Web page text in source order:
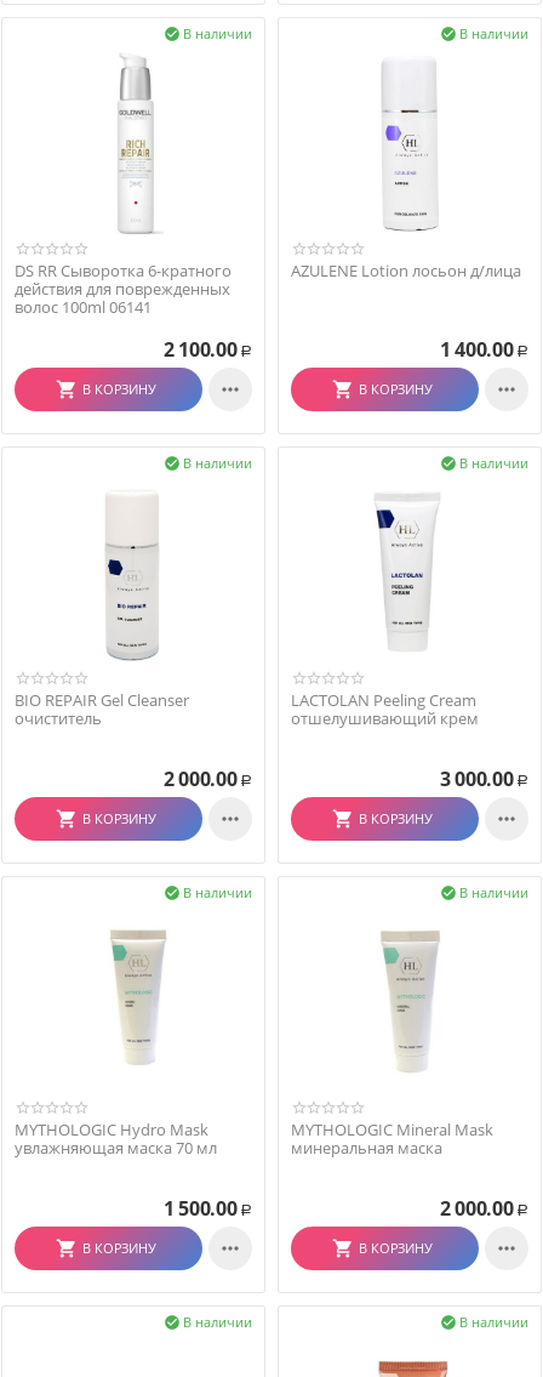
В наличии

DS RR Сыворотка 6-кратного
действия для поврежденных
волос 100ml 06141
2 100.00 Р
В КОРЗИНУ 
В наличии

AZULENE Lotion лосьон д/лица
1 400.00 Р
В КОРЗИНУ 
В наличии

BIO REPAIR Gel Cleanser
очиститель
2 000.00 Р
В КОРЗИНУ 
В наличии

LACTOLAN Peeling Cream
отшелушивающий крем
3 000.00 Р
В КОРЗИНУ 
В наличии

MYTHOLOGIC Hydro Mask
увлажняющая маска 70 мл
1 500.00 Р
В КОРЗИНУ 
В наличии

MYTHOLOGIC Mineral Mask
минеральная маска
2 000.00 Р
В КОРЗИНУ 
В наличии
 В наличии
